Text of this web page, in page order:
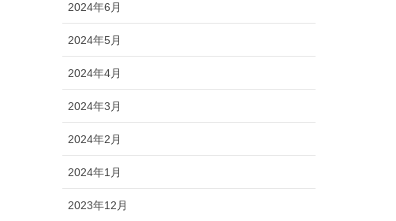
2024年6月
2024年5月
2024年4月
2024年3月
2024年2月
2024年1月
2023年12月